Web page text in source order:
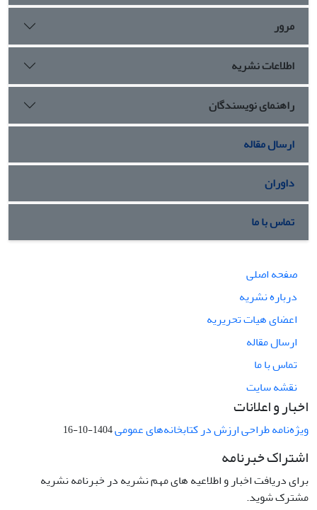
مرور
اطلاعات نشریه
راهنمای نویسندگان
ارسال مقاله
داوران
تماس با ما
صفحه اصلی
درباره نشریه
اعضای هیات تحریریه
ارسال مقاله
تماس با ما
نقشه سایت
اخبار و اعلانات
ویژه‌نامه طراحی ارزش در کتابخانه‌های عمومی1404-10-16
اشتراک خبرنامه
برای دریافت اخبار و اطلاعیه های مهم نشریه در خبرنامه نشریه
مشترک شوید.